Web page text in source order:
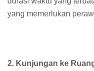
yang memerlukan
2. Kunjungan ke